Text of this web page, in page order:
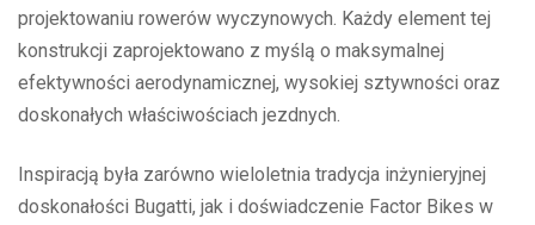
projektowaniu rowerów wyczynowych. Każdy element tej
konstrukcji zaprojektowano z myślą o maksymalnej
efektywności aerodynamicznej, wysokiej sztywności oraz
doskonałych właściwościach jezdnych.
Inspiracją była zarówno wieloletnia tradycja inżynieryjnej
doskonałości Bugatti, jak i doświadczenie Factor Bikes w